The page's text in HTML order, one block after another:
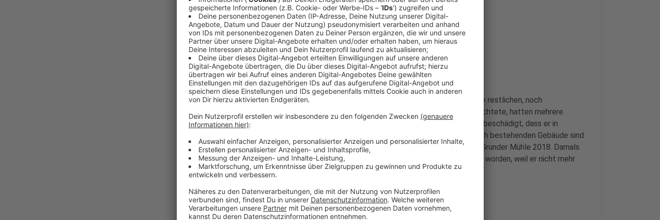
Anzeige
Prüfung der Anträge
Anzeige
Die seien derzeit in Prüfung, heißt es. Dafür könnten dann auch die restlichen, noch
bestehenden Gebäude abgerissen werden. Wie die Stadt uns berichtete, hatten mehrere
Hochwasserschäden den denkmalgeschützten Teil der Mühle so beschädigt, dass er in
Absprache mit dem LVR abgerissen werden musste. Die jetzt noch bestehenden Gebäude sind
nicht mehr geschützt. Das letzte Mal Aufsehen erregt hatte die Grunder Mühle 2018. Damals
war der meterhohe und windschiefe Ziegelschornstein gesprengt worden, weil er nicht mehr
standsicher war. Danach wurde es ruhig um die Anlage.
Anzeige